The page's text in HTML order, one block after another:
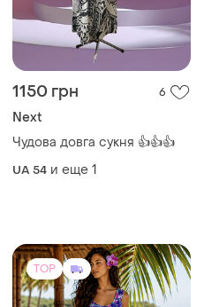
1150 грн 6
Next
Чудова довга сукня 👍👍👍
UA 54 и еще 1
TOP